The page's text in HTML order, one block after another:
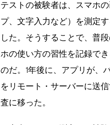
テストの被験者は、スマホ
プ、文字入力など）を測定
した。そうすることで、普
ホの使い方の習性を記録で
のだ。1年後に、アプリが、
をリモート・サーバーに送
査に移った。